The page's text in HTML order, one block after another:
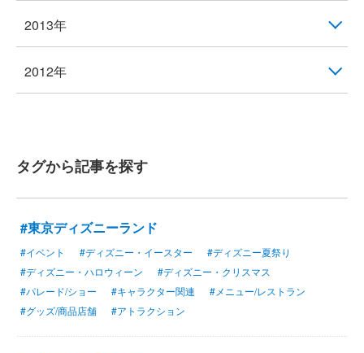
2013年
2012年
タグから記事を探す
#東京ディズニーランド
#イベント #ディズニー・イースター
#ディズニー夏祭り
#ディズニー・ハロウィーン
#ディズニー・クリスマス
#パレード/ショー
#キャラクター関連
#メニュー/レストラン
#グッズ/商品店舗
#アトラクション